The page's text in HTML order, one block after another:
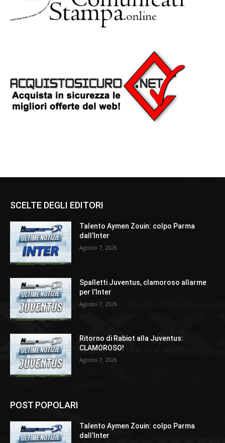
SCELTE DEGLI EDITORI
Talento Aymen Zouin: colpo Parma
dall’Inter
Agosto 7, 2026
Spalletti Juventus, clamoroso allarme
per l’Inter
Agosto 7, 2026
Ritorno di Rabiot alla Juventus:
CLAMOROSO!
Agosto 7, 2026
POST POPOLARI
Talento Aymen Zouin: colpo Parma
dall’Inter